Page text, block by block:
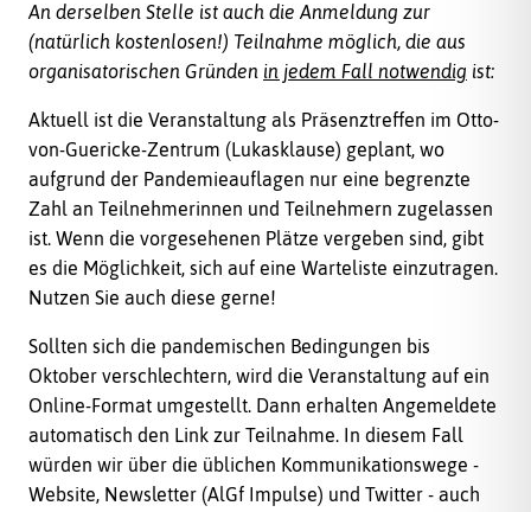
An derselben Stelle ist auch die Anmeldung zur
(natürlich kostenlosen!) Teilnahme möglich, die aus
organisatorischen Gründen in jedem Fall notwendig ist:
Aktuell ist die Veranstaltung als Präsenztreffen im Otto-
von-Guericke-Zentrum (Lukasklause) geplant, wo
aufgrund der Pandemieauflagen nur eine begrenzte
Zahl an Teilnehmerinnen und Teilnehmern zugelassen
ist. Wenn die vorgesehenen Plätze vergeben sind, gibt
es die Möglichkeit, sich auf eine Warteliste einzutragen.
Nutzen Sie auch diese gerne!
Sollten sich die pandemischen Bedingungen bis
Oktober verschlechtern, wird die Veranstaltung auf ein
Online-Format umgestellt. Dann erhalten Angemeldete
automatisch den Link zur Teilnahme. In diesem Fall
würden wir über die üblichen Kommunikationswege -
Website, Newsletter (AlGf Impulse) und Twitter - auch